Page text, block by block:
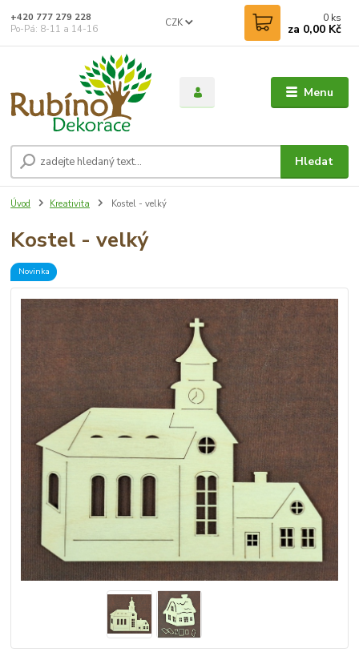
Menu
CZK
Hledat
+420 777 279 228
Po-Pá: 8-11 a 14-16
0 ks
za 0,00 Kč
Úvod Kreativita Kostel - velký
Kostel - velký
Novinka